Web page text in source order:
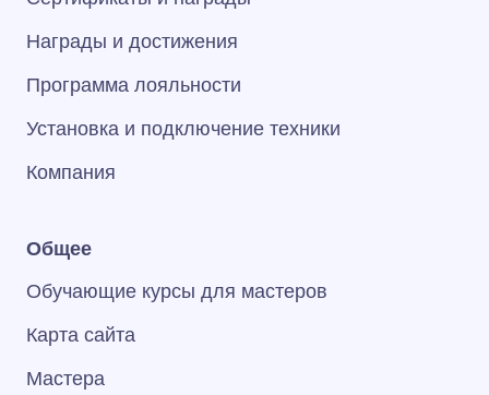
Награды и достижения
Программа лояльности
Установка и подключение техники
Компания
Общее
Обучающие курсы для мастеров
Карта сайта
Мастера